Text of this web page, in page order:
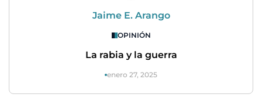
Jaime E. Arango
OPINIÓN
La rabia y la guerra
enero 27, 2025